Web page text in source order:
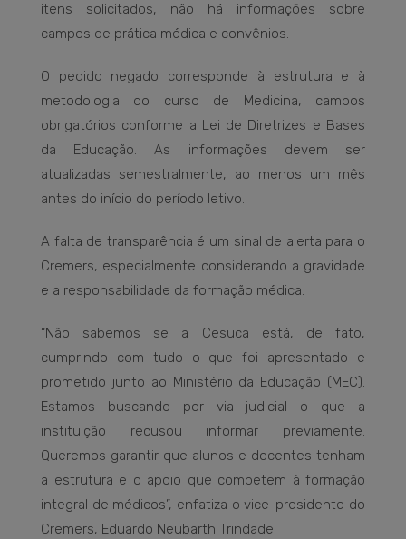
itens solicitados, não há informações sobre
campos de prática médica e convênios.
O pedido negado corresponde à estrutura e à
metodologia do curso de Medicina, campos
obrigatórios conforme a Lei de Diretrizes e Bases
da Educação. As informações devem ser
atualizadas semestralmente, ao menos um mês
antes do início do período letivo.
A falta de transparência é um sinal de alerta para o
Cremers, especialmente considerando a gravidade
e a responsabilidade da formação médica.
“Não sabemos se a Cesuca está, de fato,
cumprindo com tudo o que foi apresentado e
prometido junto ao Ministério da Educação (MEC).
Estamos buscando por via judicial o que a
instituição recusou informar previamente.
Queremos garantir que alunos e docentes tenham
a estrutura e o apoio que competem à formação
integral de médicos”, enfatiza o vice-presidente do
Cremers, Eduardo Neubarth Trindade.